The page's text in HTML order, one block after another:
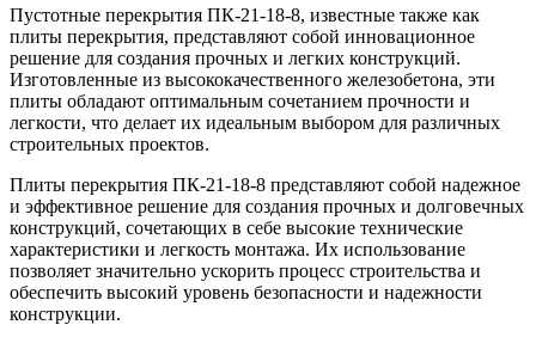
Пустотные перекрытия ПК-21-18-8, известные также как
плиты перекрытия, представляют собой инновационное
решение для создания прочных и легких конструкций.
Изготовленные из высококачественного железобетона, эти
плиты обладают оптимальным сочетанием прочности и
легкости, что делает их идеальным выбором для различных
строительных проектов.
Плиты перекрытия ПК-21-18-8 представляют собой надежное
и эффективное решение для создания прочных и долговечных
конструкций, сочетающих в себе высокие технические
характеристики и легкость монтажа. Их использование
позволяет значительно ускорить процесс строительства и
обеспечить высокий уровень безопасности и надежности
конструкции.